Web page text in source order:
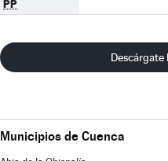
PP
Descárgate
Municipios de Cuenca